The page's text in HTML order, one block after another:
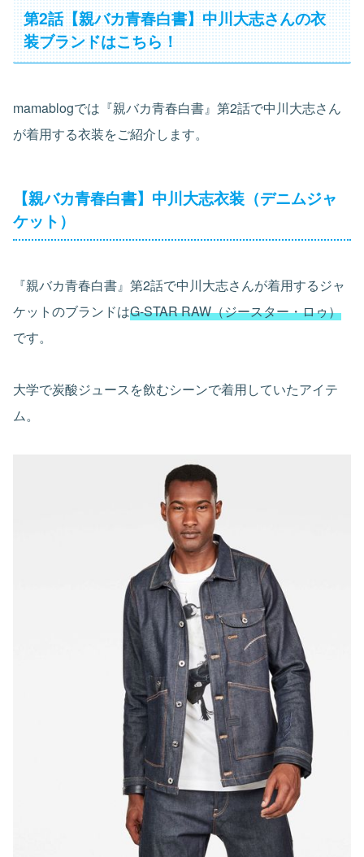
第2話【親バカ青春白書】中川大志さんの衣
装ブランドはこちら！
mamablogでは『親バカ青春白書』第2話で中川大志さん
が着用する衣装をご紹介します。
【親バカ青春白書】中川大志衣装（デニムジャ
ケット）
『親バカ青春白書』第2話で中川大志さんが着用するジャ
ケットのブランドはG-STAR RAW（ジースター・ロゥ）
です。
大学で炭酸ジュースを飲むシーンで着用していたアイテ
ム。